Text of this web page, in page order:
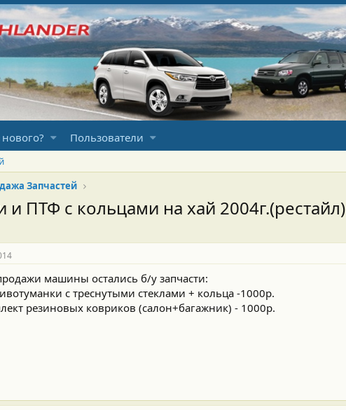
Пользователи
Запчастей
ПТФ с кольцами на хай 2004г.(рестайл)
машины остались б/у запчасти:
с треснутыми стеклами + кольца -1000р.
резиновых ковриков (салон+багажник) - 1000р.